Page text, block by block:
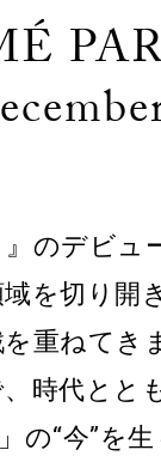
ク
他
冷
のデビュ
を切り開
重ねてき
時代とと
の“今”を